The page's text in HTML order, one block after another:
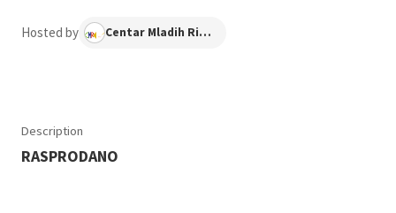
Hosted by Centar Mladih Ribnjak
Description
RASPRODANO